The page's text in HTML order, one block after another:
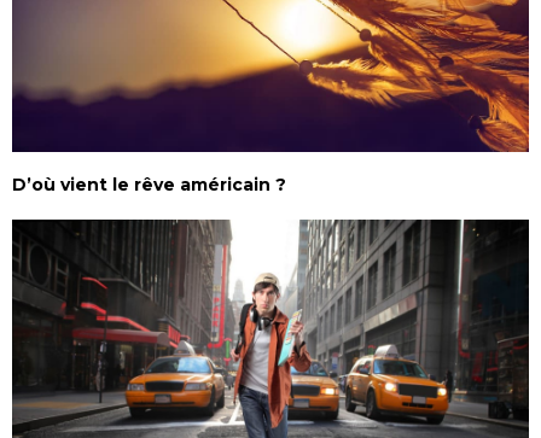
D’où vient le rêve américain ?